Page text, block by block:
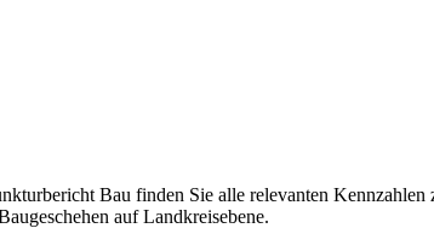
Bau finden Sie alle relevanten
auf Landkreisebene.